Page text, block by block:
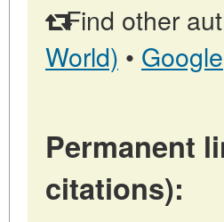
Find other
World) • Google
Permanent
citations):